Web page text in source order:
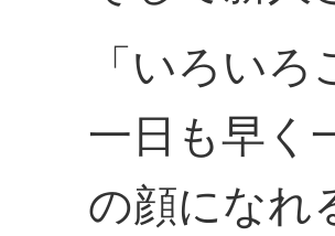
「いろい
一日も早く
の顔になれ